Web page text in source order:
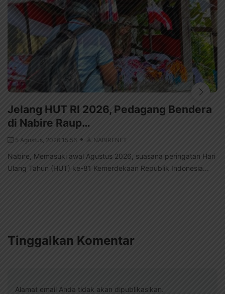
Jelang HUT RI 2026, Pedagang Bendera
di Nabire Raup…
5 Agustus, 2026 15:56 NABIRENET
Nabire, Memasuki awal Agustus 2026, suasana peringatan Hari
Ulang Tahun (HUT) ke-81 Kemerdekaan Republik Indonesia...
Tinggalkan Komentar
Alamat email Anda tidak akan dipublikasikan.